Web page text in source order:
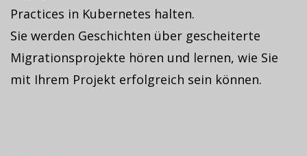
Practices in Kubernetes halten.
Sie werden Geschichten über gescheiterte
Migrationsprojekte hören und lernen, wie Sie
mit Ihrem Projekt erfolgreich sein können.